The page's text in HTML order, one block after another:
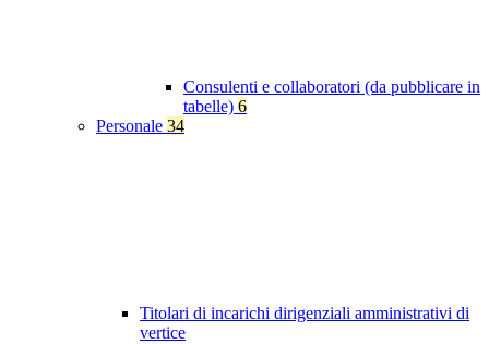
Consulenti e collaboratori (da pubblicare in
tabelle) 6
Personale 34
Titolari di incarichi dirigenziali amministrativi di
vertice